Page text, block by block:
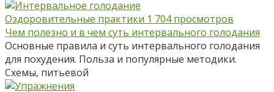
Оздоровительные практики 1 704 просмотров
Чем полезно и в чем суть интервального голодания
Основные правила и суть интервального голодания
для похудения. Польза и популярные методики.
Схемы, питьевой